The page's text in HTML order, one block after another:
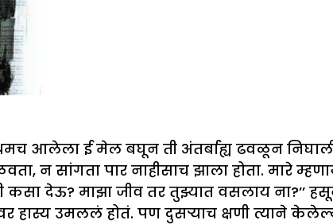
आलेला ई मेल बघून ती अंतर्बाह्य ढवळून
सांगता पार नाहीसाच झाला होता. मारे
देऊ? माझा जीव तर तुझ्यात वसलाय ना?’’ हसून
हास्य उमललं होतं. पण दुसऱ्याच क्षणी त्याने